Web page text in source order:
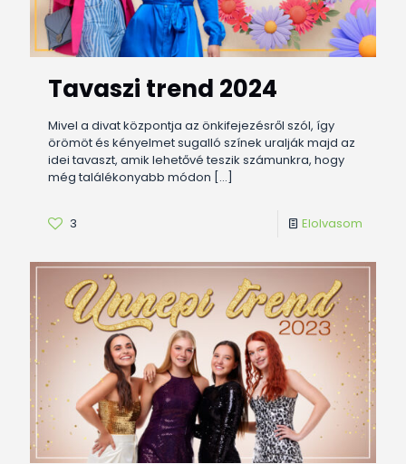
Tavaszi trend 2024
Mivel a divat központja az önkifejezésről szól, így
örömöt és kényelmet sugalló színek uralják majd az
idei tavaszt, amik lehetővé teszik számunkra, hogy
még találékonyabb módon […]
3 Elolvasom